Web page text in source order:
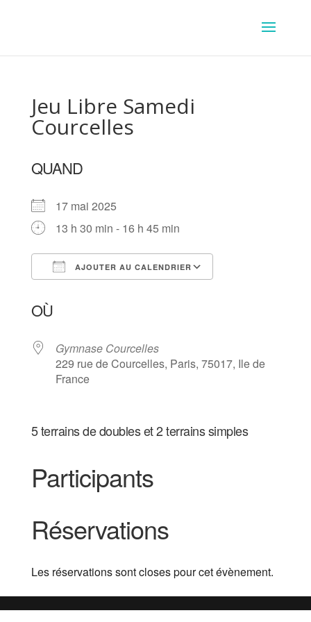
Jeu Libre Samedi
Courcelles
QUAND
17 mai 2025
13 h 30 min - 16 h 45 min
AJOUTER AU CALENDRIER
OÙ
Gymnase Courcelles
229 rue de Courcelles, Paris, 75017, Ile de
France
5 terrains de doubles et 2 terrains simples
Participants
Réservations
Les réservations sont closes pour cet évènement.